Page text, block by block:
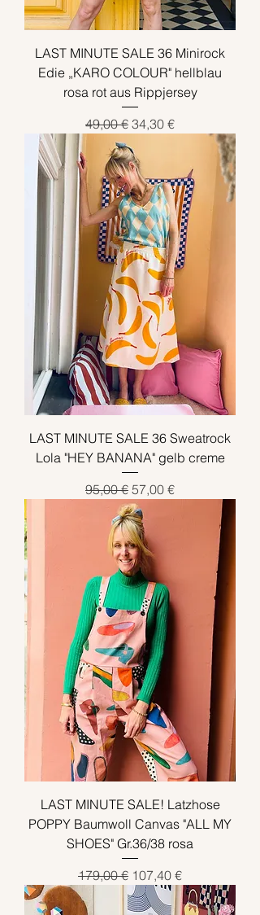
LAST MINUTE SALE 36 Minirock
Edie „KARO COLOUR" hellblau
rosa rot aus Rippjersey
Standardpreis
49,00 € Sale-Preis
34,30 €
LAST MINUTE SALE 36 Sweatrock
Lola "HEY BANANA" gelb creme
Standardpreis
95,00 € Sale-Preis
57,00 €
LAST MINUTE SALE! Latzhose
POPPY Baumwoll Canvas "ALL MY
SHOES" Gr.36/38 rosa
Standardpreis
179,00 € Sale-Preis
107,40 €